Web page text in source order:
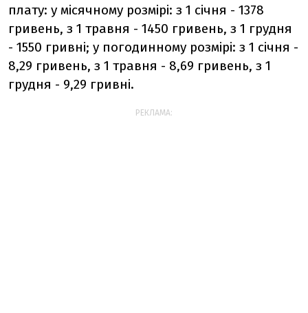
плату: у місячному розмірі: з 1 січня - 1378
гривень, з 1 травня - 1450 гривень, з 1 грудня
- 1550 гривні; у погодинному розмірі: з 1 січня -
8,29 гривень, з 1 травня - 8,69 гривень, з 1
грудня - 9,29 гривні.
РЕКЛАМА: